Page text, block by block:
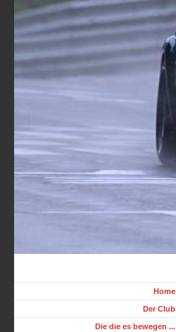
Home
Der Club
Die die es bewegen ...